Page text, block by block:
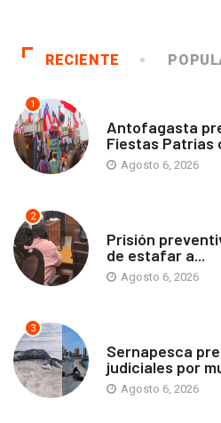
RECIENTE
1
Antofagasta
Fiestas Patrias
Agosto 6, 2026
2
Prisión
de estafar a...
Agosto 6, 2026
3
Sernapesca
judiciales por
Agosto 6, 2026